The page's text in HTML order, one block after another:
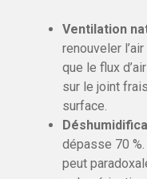
Ventilation
renouveler
que le flux
sur le joint
surface.
dépasse 70
peut